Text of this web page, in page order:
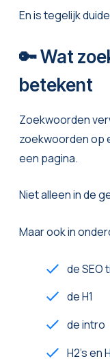
En is tegelijk
🔑 Wat
betekent
Zoekwoorden
zoekwoorden op
een pagina.
Niet alleen in de
Maar ook in
de SEO
de H1
de intro
H2’s en